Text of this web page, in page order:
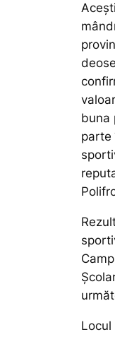
buna
parte
Locul